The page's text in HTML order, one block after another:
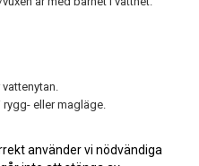
eller magläge.
Bläckfisken, Pingvinen Silver,
använder vi nödvändiga